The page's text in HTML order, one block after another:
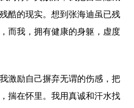
酷的现实。想到张海迪虽已残
而我，拥有健康的身躯，虚度
激励自己摒弃无谓的伤感，把
揣在怀里。我用真诚和汗水找